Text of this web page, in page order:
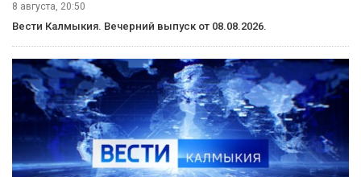
9 августа, 11:40
Вести Калмыкия. События недели от 09.08.2026.